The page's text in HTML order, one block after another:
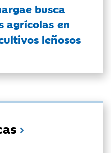
busca
agrícolas en
leñosos